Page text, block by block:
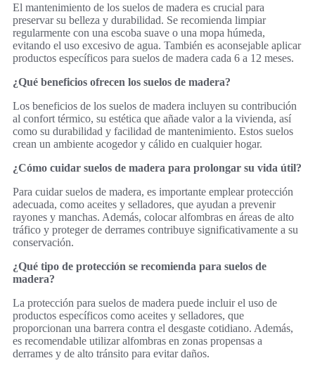
El mantenimiento de los suelos de madera es crucial para
preservar su belleza y durabilidad. Se recomienda limpiar
regularmente con una escoba suave o una mopa húmeda,
evitando el uso excesivo de agua. También es aconsejable aplicar
productos específicos para suelos de madera cada 6 a 12 meses.
¿Qué beneficios ofrecen los suelos de madera?
Los beneficios de los suelos de madera incluyen su contribución
al confort térmico, su estética que añade valor a la vivienda, así
como su durabilidad y facilidad de mantenimiento. Estos suelos
crean un ambiente acogedor y cálido en cualquier hogar.
¿Cómo cuidar suelos de madera para prolongar su vida útil?
Para cuidar suelos de madera, es importante emplear protección
adecuada, como aceites y selladores, que ayudan a prevenir
rayones y manchas. Además, colocar alfombras en áreas de alto
tráfico y proteger de derrames contribuye significativamente a su
conservación.
¿Qué tipo de protección se recomienda para suelos de
madera?
La protección para suelos de madera puede incluir el uso de
productos específicos como aceites y selladores, que
proporcionan una barrera contra el desgaste cotidiano. Además,
es recomendable utilizar alfombras en zonas propensas a
derrames y de alto tránsito para evitar daños.